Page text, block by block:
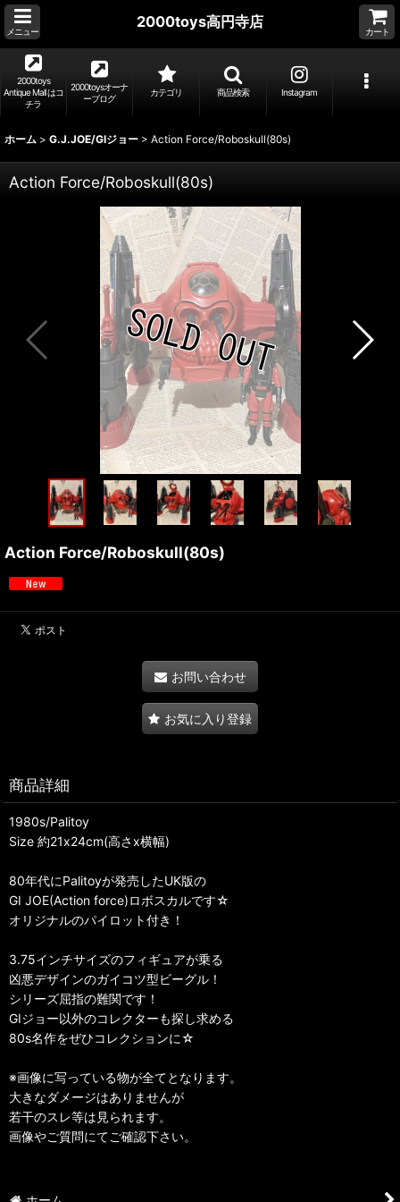
メニュー
2000toys高円寺店
カート
2000toys
Antique Mall はコ
チラ
2000toysオーナ
ーブログ
カテゴリ 商品検索 Instagram
ホーム > G.J.JOE/GIジョー > Action Force/Roboskull(80s)
Action Force/Roboskull(80s)
Action Force/Roboskull(80s)
お問い合わせ
お気に入り登録
商品詳細
1980s/Palitoy
Size 約21x24cm(高さx横幅)
80年代にPalitoyが発売したUK版の
GI JOE(Action force)ロボスカルです☆
オリジナルのパイロット付き！
3.75インチサイズのフィギュアが乗る
凶悪デザインのガイコツ型ビーグル！
シリーズ屈指の難関です！
GIジョー以外のコレクターも探し求める
80s名作をぜひコレクションに☆
※画像に写っている物が全てとなります。
大きなダメージはありませんが
若干のスレ等は見られます。
画像やご質問にてご確認下さい。